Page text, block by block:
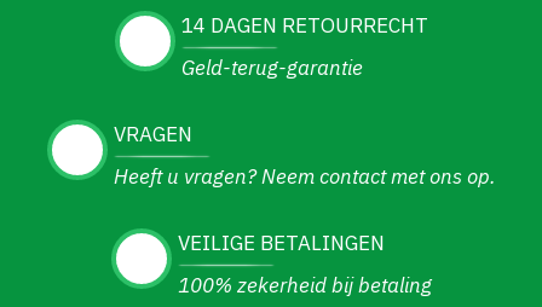
14 DAGEN RETOURRECHT
Geld-terug-garantie
VRAGEN
Heeft u vragen? Neem contact met ons op.
VEILIGE BETALINGEN
100% zekerheid bij betaling